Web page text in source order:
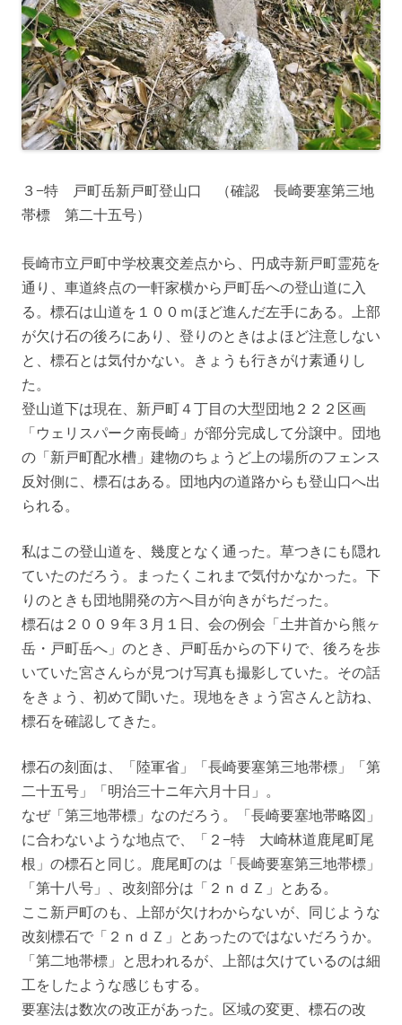
３−特 戸町岳新戸町登山口 （確認 長崎要塞第三地
帯標 第二十五号）
長崎市立戸町中学校裏交差点から、円成寺新戸町霊苑を
通り、車道終点の一軒家横から戸町岳への登山道に入
る。標石は山道を１００ｍほど進んだ左手にある。上部
が欠け石の後ろにあり、登りのときはよほど注意しない
と、標石とは気付かない。きょうも行きがけ素通りし
た。
登山道下は現在、新戸町４丁目の大型団地２２２区画
「ウェリスパーク南長崎」が部分完成して分譲中。団地
の「新戸町配水槽」建物のちょうど上の場所のフェンス
反対側に、標石はある。団地内の道路からも登山口へ出
られる。
私はこの登山道を、幾度となく通った。草つきにも隠れ
ていたのだろう。まったくこれまで気付かなかった。下
りのときも団地開発の方へ目が向きがちだった。
標石は２００９年３月１日、会の例会「土井首から熊ヶ
岳・戸町岳へ」のとき、戸町岳からの下りで、後ろを歩
いていた宮さんらが見つけ写真も撮影していた。その話
をきょう、初めて聞いた。現地をきょう宮さんと訪ね、
標石を確認してきた。
標石の刻面は、「陸軍省」「長崎要塞第三地帯標」「第
二十五号」「明治三十ニ年六月十日」。
なぜ「第三地帯標」なのだろう。「長崎要塞地帯略図」
に合わないような地点で、「２−特 大崎林道鹿尾町尾
根」の標石と同じ。鹿尾町のは「長崎要塞第三地帯標」
「第十八号」、改刻部分は「２ｎｄＺ」とある。
ここ新戸町のも、上部が欠けわからないが、同じような
改刻標石で「２ｎｄＺ」とあったのではないだろうか。
「第二地帯標」と思われるが、上部は欠けているのは細
工をしたような感じもする。
要塞法は数次の改正があった。区域の変更、標石の改